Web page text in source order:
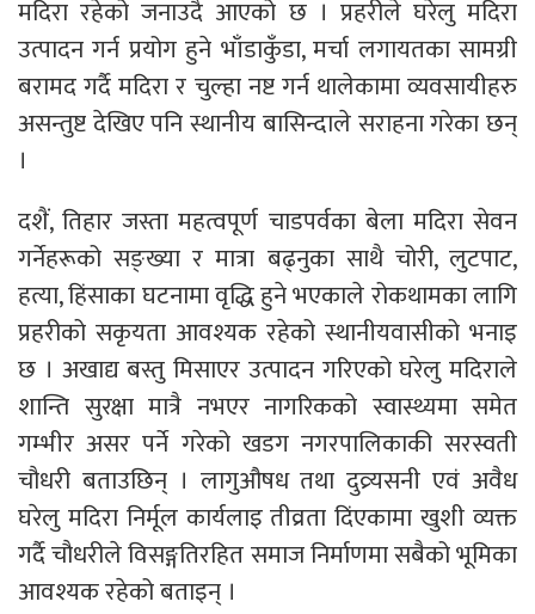
मदिरा रहेको जनाउदै आएको छ । प्रहरीले घरेलु मदिरा
उत्पादन गर्न प्रयोग हुने भाँडाकुँडा, मर्चा लगायतका सामग्री
बरामद गर्दै मदिरा र चुल्हा नष्ट गर्न थालेकामा व्यवसायीहरु
असन्तुष्ट देखिए पनि स्थानीय बासिन्दाले सराहना गरेका छन्
।
दशैं, तिहार जस्ता महत्वपूर्ण चाडपर्वका बेला मदिरा सेवन
गर्नेहरूको सङ्ख्या र मात्रा बढ्नुका साथै चोरी, लुटपाट,
हत्या, हिंसाका घटनामा वृद्धि हुने भएकाले रोकथामका लागि
प्रहरीको सकृयता आवश्यक रहेको स्थानीयवासीको भनाइ
छ । अखाद्य बस्तु मिसाएर उत्पादन गरिएको घरेलु मदिराले
शान्ति सुरक्षा मात्रै नभएर नागरिकको स्वास्थ्यमा समेत
गम्भीर असर पर्ने गरेको खडग नगरपालिकाकी सरस्वती
चौधरी बताउछिन् । लागुऔषध तथा दुव्र्यसनी एवं अवैध
घरेलु मदिरा निर्मूल कार्यलाइ तीव्रता दिंएकामा खुशी व्यक्त
गर्दै चौधरीले विसङ्गतिरहित समाज निर्माणमा सबैको भूमिका
आवश्यक रहेको बताइन् ।